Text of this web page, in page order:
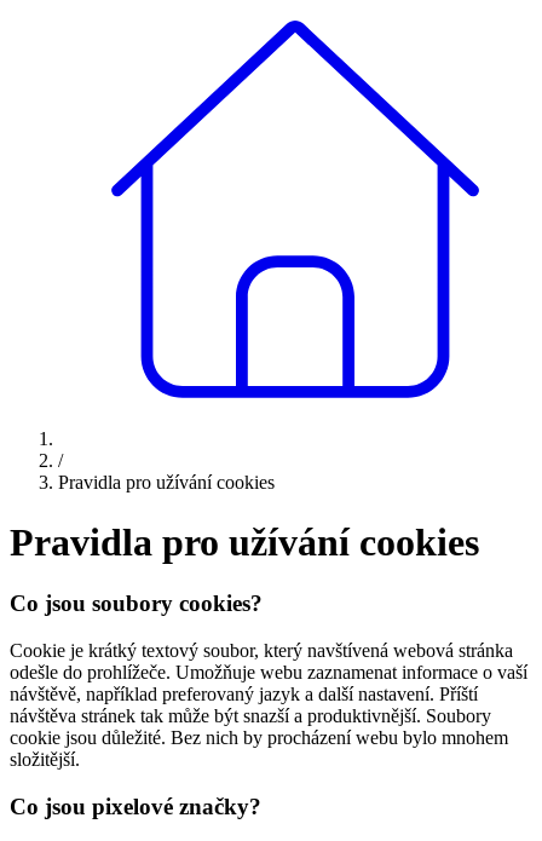
/
Pravidla pro užívání cookies
Pravidla pro užívání cookies
Co jsou soubory cookies?
Cookie je krátký textový soubor, který navštívená webová stránka
odešle do prohlížeče. Umožňuje webu zaznamenat informace o vaší
návštěvě, například preferovaný jazyk a další nastavení. Příští
návštěva stránek tak může být snazší a produktivnější. Soubory
cookie jsou důležité. Bez nich by procházení webu bylo mnohem
složitější.
Co jsou pixelové značky?